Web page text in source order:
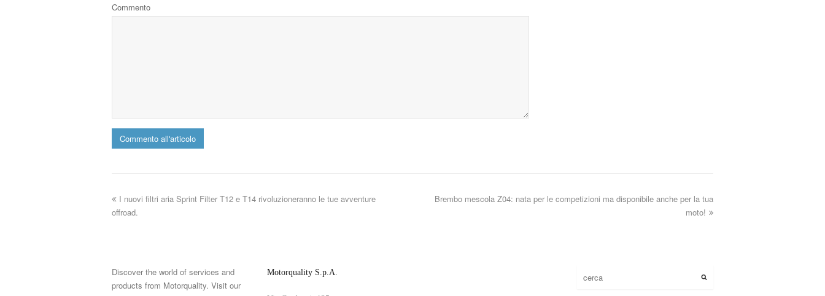
Commento
Brembo mescola Z04: nata per le competizioni ma disponibile anche per la tua
moto!
I nuovi filtri aria Sprint Filter T12 e T14 rivoluzioneranno le tue avventure
offroad.
Discover the world of services and
products from Motorquality. Visit our
Motorquality S.p.A.